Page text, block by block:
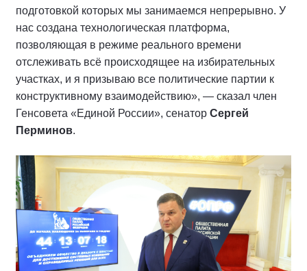
подготовкой которых мы занимаемся непрерывно. У
нас создана технологическая платформа,
позволяющая в режиме реального времени
отслеживать всё происходящее на избирательных
участках, и я призываю все политические партии к
конструктивному взаимодействию», — сказал член
Генсовета «Единой России», сенатор Сергей
Перминов.